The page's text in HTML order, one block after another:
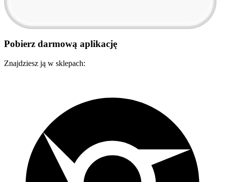
Pobierz darmową aplikację
Znajdziesz ją w sklepach: